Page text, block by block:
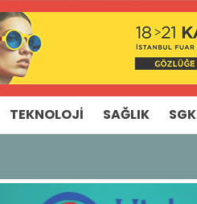
TEKNOLOJI SAĞLIK SGK
Devam Ediyor